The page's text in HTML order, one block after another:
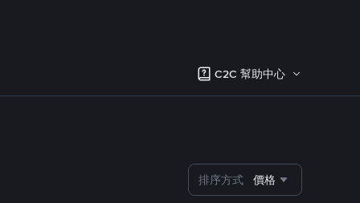
C2C 幫助中心
排序方式 價格